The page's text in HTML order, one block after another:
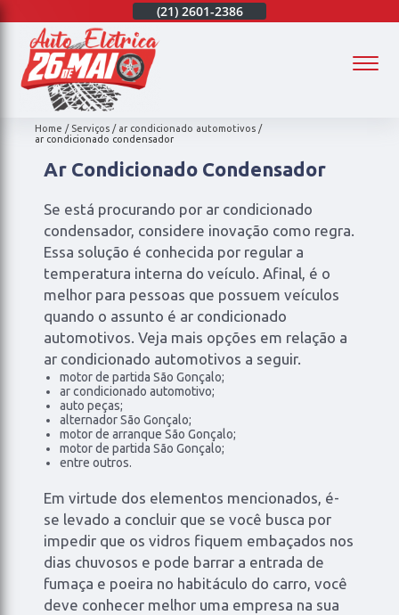
(21) 2601-2386
Home Serviços
ar condicionado automotivos
ar condicionado condensador
Ar Condicionado Condensador
Se está procurando por ar condicionado
condensador, considere inovação como regra.
Essa solução é conhecida por regular a
temperatura interna do veículo. Afinal, é o
melhor para pessoas que possuem veículos
quando o assunto é ar condicionado
automotivos. Veja mais opções em relação a
ar condicionado automotivos a seguir.
motor de partida São Gonçalo;
ar condicionado automotivo;
auto peças;
alternador São Gonçalo;
motor de arranque São Gonçalo;
motor de partida São Gonçalo;
entre outros.
Em virtude dos elementos mencionados, é-
se levado a concluir que se você busca por
impedir que os vidros fiquem embaçados nos
dias chuvosos e pode barrar a entrada de
fumaça e poeira no habitáculo do carro, você
deve conhecer melhor uma empresa na sua